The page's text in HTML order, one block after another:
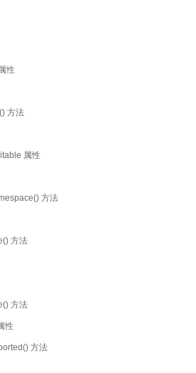
性
方法
属性
方法
方法
方法
性
方法